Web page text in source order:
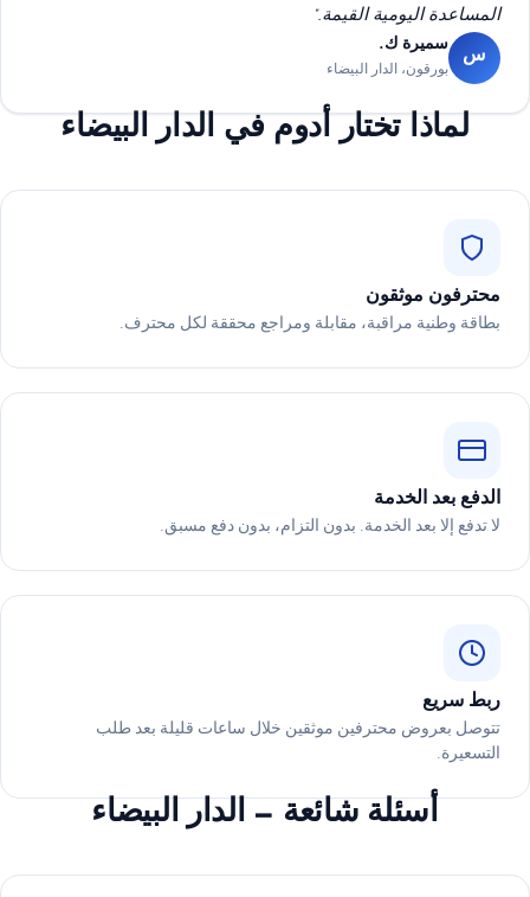
المساعدة اليومية القيمة."
س
سميرة ك.
بورقون، الدار البيضاء
لماذا تختار أدوم في الدار البيضاء
محترفون موثقون
بطاقة وطنية مراقبة، مقابلة ومراجع محققة لكل محترف.
الدفع بعد الخدمة
لا تدفع إلا بعد الخدمة. بدون التزام، بدون دفع مسبق.
ربط سريع
تتوصل بعروض محترفين موثقين خلال ساعات قليلة بعد طلب
التسعيرة.
أسئلة شائعة — الدار البيضاء